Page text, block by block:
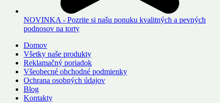
NOVINKA - Pozrite si našu ponuku kvalitných a pevných
podnosov na torty
Domov
Všetky naše produkty
Reklamačný poriadok
Všeobecné obchodné podmienky
Ochrana osobných údajov
Blog
Kontakty